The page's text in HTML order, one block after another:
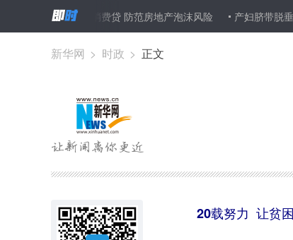
严查挪用消费贷 防范房地产泡沫风险 产妇脐带脱垂胎儿缺氧
新华网 > 时政 > 正文
20载努力 让贫困